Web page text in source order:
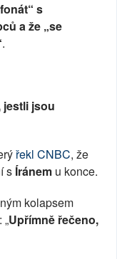
s
a že „se
.
jestli jsou
řekl CNBC, že
s Íránem u konce.
kolapsem
Upřímně řečeno,